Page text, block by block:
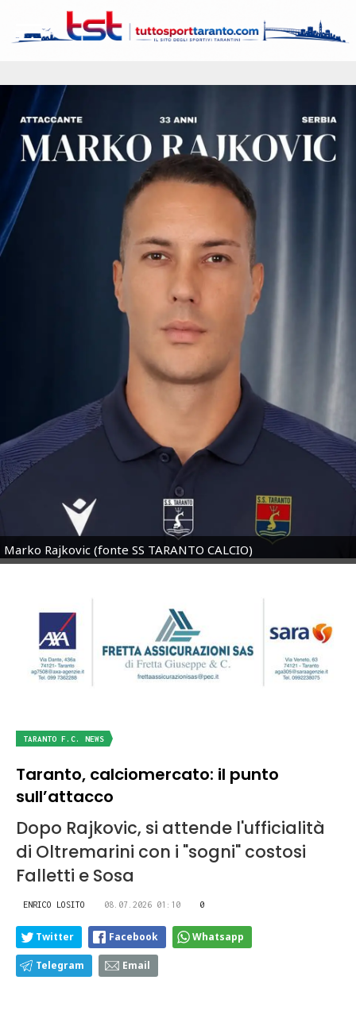
Marko Rajkovic (fonte SS TARANTO CALCIO)
TARANTO F.C. NEWS
Taranto, calciomercato: il punto
sull’attacco
Dopo Rajkovic, si attende l'ufficialità
di Oltremarini con i "sogni" costosi
Falletti e Sosa
ENRICO LOSITO 08.07.2026 01:10 0
Twitter Facebook Whatsapp
Telegram Email